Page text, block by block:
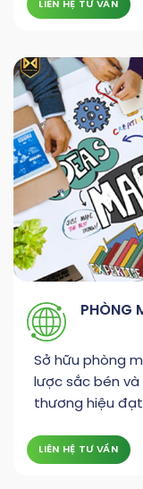
LIÊN HỆ TƯ VẤN
PHÒNG
Sở hữu phòng
lược sắc bén
thương hiệu
LIÊN HỆ TƯ VẤN